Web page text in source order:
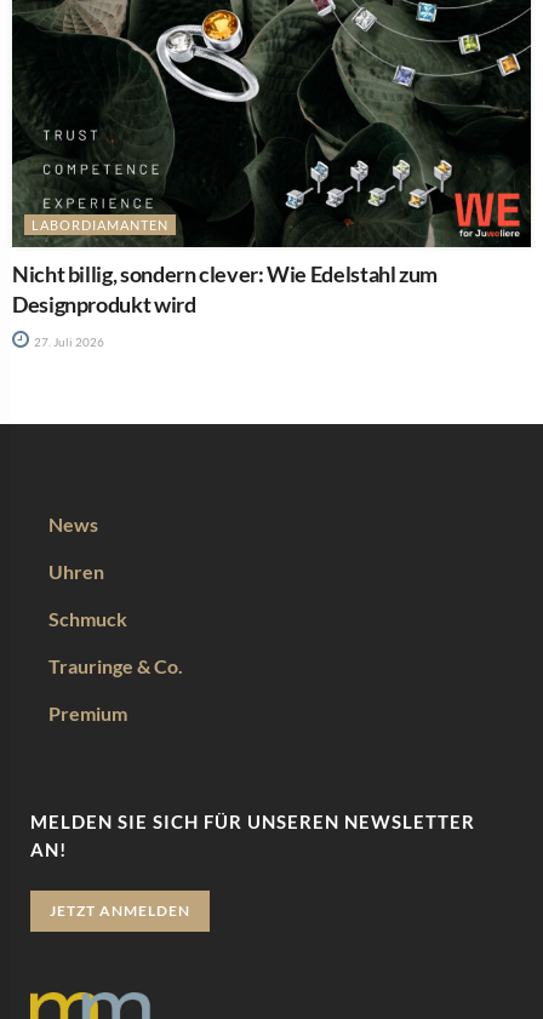
LABORDIAMANTEN
Nicht billig, sondern clever: Wie Edelstahl zum
Designprodukt wird
27. Juli 2026
News
Uhren
Schmuck
Trauringe & Co.
Premium
MELDEN SIE SICH FÜR UNSEREN NEWSLETTER
AN!
JETZT ANMELDEN